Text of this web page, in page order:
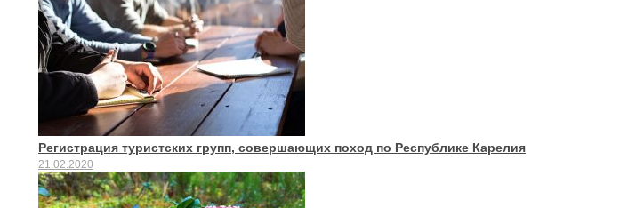
Регистрация туристских групп, совершающих поход по Республике Карелия
21.02.2020